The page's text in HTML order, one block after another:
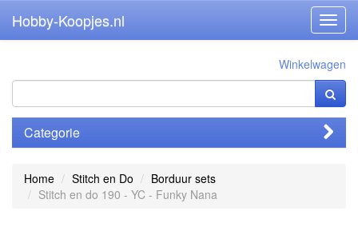
Hobby-Koopjes.nl
Winkelwagen
Categorie
Home Stitch en Do
Borduur sets
Stitch en do 190 - YC - Funky Nana